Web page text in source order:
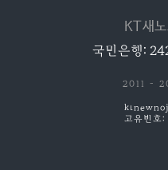
KT새
국민은행:
2011 -
고유번호